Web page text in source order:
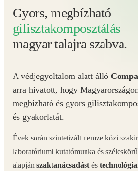
Gyors, megbízható
gilisztakomposztálás
magyar talajra szabva.
A védjegyoltalom alatt álló
arra hivatott, hogy
megbízható és gyors
és gyakorlatát.
Évek során szintetizált nemzetközi
laboratóriumi kutatómunka és
alapján szaktanácsadást és